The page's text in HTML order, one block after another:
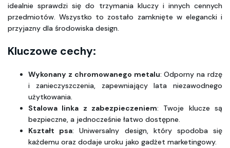
idealnie sprawdzi się do trzymania kluczy i innych cennych
przedmiotów. Wszystko to zostało zamknięte w elegancki i
przyjazny dla środowiska design.
Kluczowe cechy:
Wykonany z chromowanego metalu: Odporny na rdzę
i zanieczyszczenia, zapewniający lata niezawodnego
użytkowania.
Stalowa linka z zabezpieczeniem: Twoje klucze są
bezpieczne, a jednocześnie łatwo dostępne.
Kształt psa: Uniwersalny design, który spodoba się
każdemu oraz dodaje uroku jako gadżet marketingowy.